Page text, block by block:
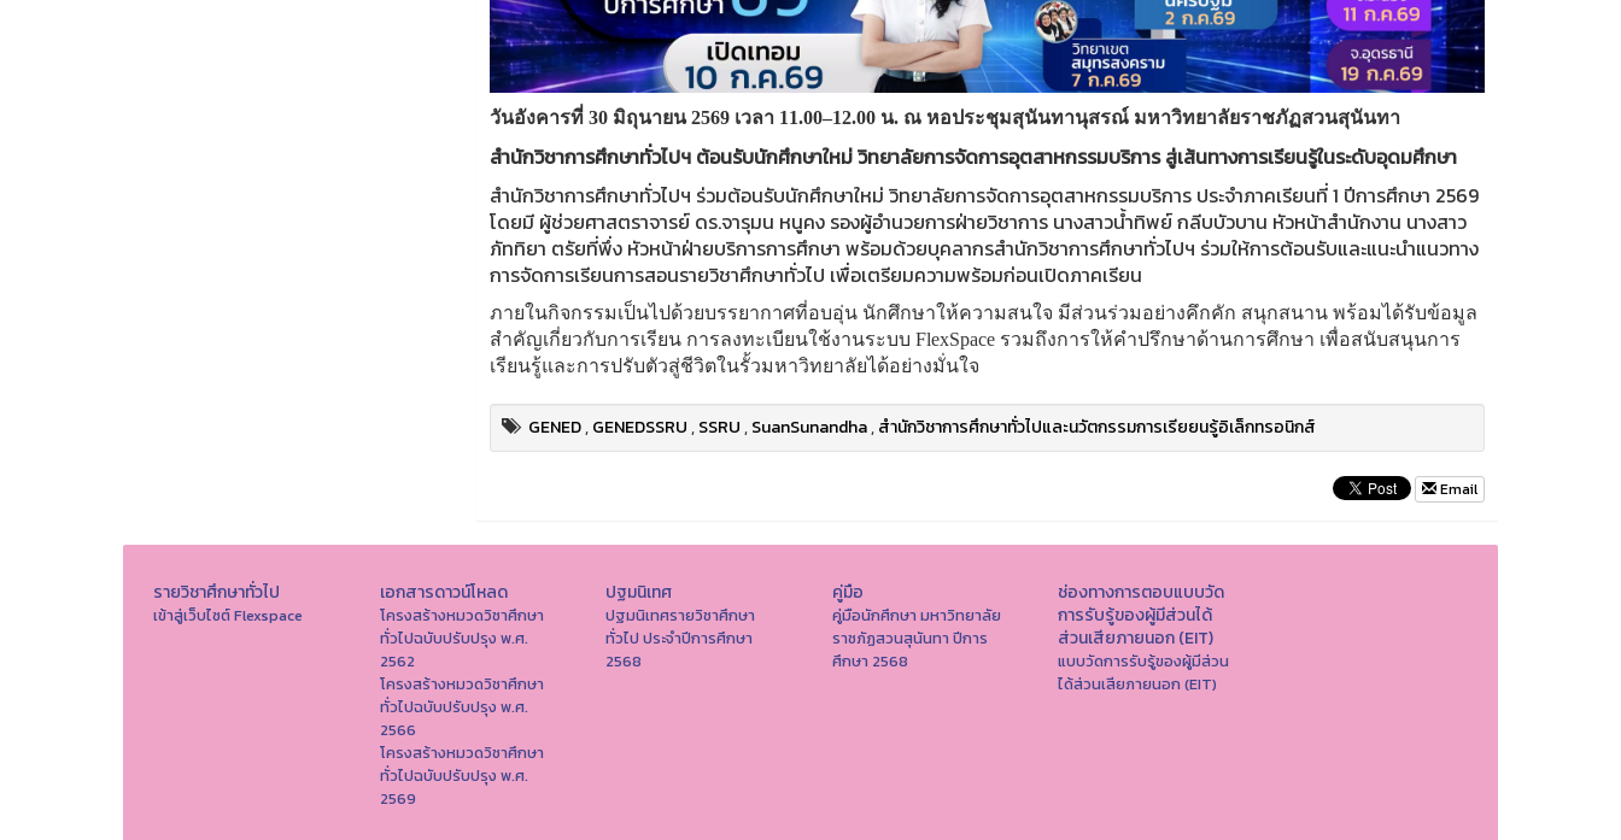
วันอังคารที่ 30 มิถุนายน 2569 เวลา 11.00–12.00 น. ณ หอประชุมสุนันทานุสรณ์ มหาวิทยาลัยราชภัฏสวนสุนันทา
สำนักวิชาการศึกษาทั่วไปฯ ต้อนรับนักศึกษาใหม่ วิทยาลัยการจัดการอุตสาหกรรมบริการ สู่เส้นทางการเรียนรู้ในระดับอุดมศึกษา
สำนักวิชาการศึกษาทั่วไปฯ ร่วมต้อนรับนักศึกษาใหม่ วิทยาลัยการจัดการอุตสาหกรรมบริการ ประจำภาคเรียนที่ 1 ปีการศึกษา 2569
โดยมี ผู้ช่วยศาสตราจารย์ ดร.จารุมน หนูคง รองผู้อำนวยการฝ่ายวิชาการ นางสาวน้ำทิพย์ กลีบบัวบาน หัวหน้าสำนักงาน นางสาว
ภัททิยา ตรัยที่พึ่ง หัวหน้าฝ่ายบริการการศึกษา พร้อมด้วยบุคลากรสำนักวิชาการศึกษาทั่วไปฯ ร่วมให้การต้อนรับและแนะนำแนวทาง
การจัดการเรียนการสอนรายวิชาศึกษาทั่วไป เพื่อเตรียมความพร้อมก่อนเปิดภาคเรียน
ภายในกิจกรรมเป็นไปด้วยบรรยากาศที่อบอุ่น นักศึกษาให้ความสนใจ มีส่วนร่วมอย่างคึกคัก สนุกสนาน พร้อมได้รับข้อมูล
สำคัญเกี่ยวกับการเรียน การลงทะเบียนใช้งานระบบ FlexSpace รวมถึงการให้คำปรึกษาด้านการศึกษา เพื่อสนับสนุนการ
เรียนรู้และการปรับตัวสู่ชีวิตในรั้วมหาวิทยาลัยได้อย่างมั่นใจ
GENED,GENEDSSRU,SSRU,SuanSunandha,สำนักวิชาการศึกษาทั่วไปและนวัตกรรมการเรียยนรู้อิเล็กทรอนิกส์
Email
รายวิชาศึกษาทั่วไป
เข้าสู่เว็บไซต์ Flexspace
เอกสารดาวน์โหลด
โครงสร้างหมวดวิชาศึกษา
ทั่วไปฉบับปรับปรุง พ.ศ.
2562
โครงสร้างหมวดวิชาศึกษา
ทั่วไปฉบับปรับปรุง พ.ศ.
2566
โครงสร้างหมวดวิชาศึกษา
ทั่วไปฉบับปรับปรุง พ.ศ.
2569
ปฐมนิเทศ
ปฐมนิเทศรายวิชาศึกษา
ทั่วไป ประจำปีการศึกษา
2568
คู่มือ
คู่มือนักศึกษา มหาวิทยาลัย
ราชภัฏสวนสุนันทา ปีการ
ศึกษา 2568
ช่องทางการตอบแบบวัด
การรับรู้ของผู้มีส่วนได้
ส่วนเสียภายนอก (EIT)
แบบวัดการรับรู้ของผู้มีส่วน
ได้ส่วนเสียภายนอก (EIT)